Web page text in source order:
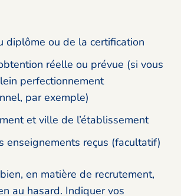
diplôme ou de la certification
réelle ou prévue (si vous
perfectionnement
par exemple)
et ville de l’établissement
enseignements reçus (facultatif)
en matière de recrutement,
au hasard. Indiquer vos